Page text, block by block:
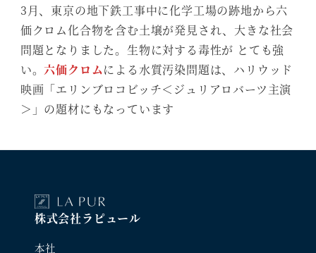
3月、東京の地下鉄工事中に化学工場の跡地から六
価クロム化合物を含む土壌が発見され、大きな社会
問題となりました。生物に対する毒性が とても強
い。 六価クロムによる水質汚染問題は、ハリウッド
映画「エリンブロコビッチ＜ジュリアロバーツ主演
＞」の題材にもなっています
株式会社ラピュール
本社